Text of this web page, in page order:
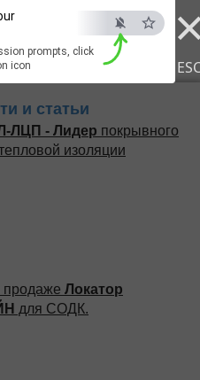
prompts, click
icon
и статьи
ЛЦП - Лидер покрывного
изоляции
продаже Локатор
для СОДК.